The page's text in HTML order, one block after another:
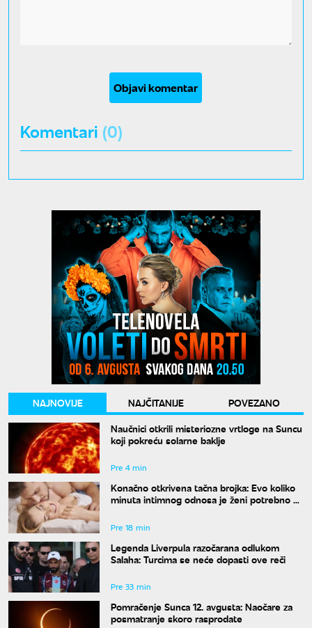
Objavi komentar
Komentari (0)
NAJNOVIJE NAJČITANIJE
POVEZANO
Naučnici otkrili misteriozne vrtloge na Suncu
koji pokreću solarne baklje
Pre 4 min
Konačno otkrivena tačna brojka: Evo koliko
minuta intimnog odnosa je ženi potrebno da
Pre 18 min
Legenda Liverpula razočarana odlukom
Salaha: Turcima se neće dopasti ove reči
Pre 33 min
Pomračenje Sunca 12. avgusta: Naočare za
posmatranje skoro rasprodate